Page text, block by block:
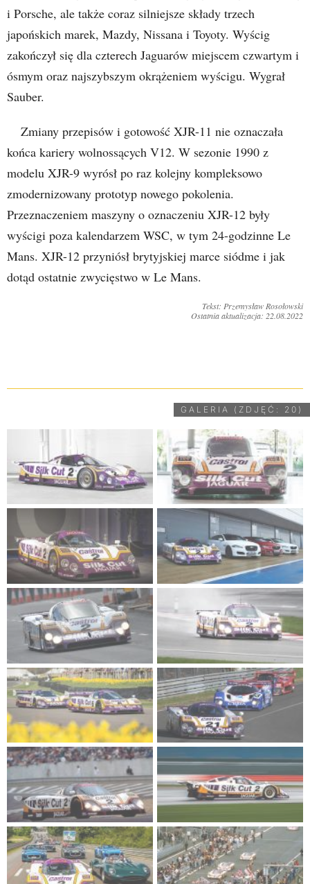
i Porsche, ale także coraz silniejsze składy trzech
japońskich marek, Mazdy, Nissana i Toyoty. Wyścig
zakończył się dla czterech Jaguarów miejscem czwartym i
ósmym oraz najszybszym okrążeniem wyścigu. Wygrał
Sauber.
Zmiany przepisów i gotowość XJR-11 nie oznaczała
końca kariery wolnossących V12. W sezonie 1990 z
modelu XJR-9 wyrósł po raz kolejny kompleksowo
zmodernizowany prototyp nowego pokolenia.
Przeznaczeniem maszyny o oznaczeniu XJR-12 były
wyścigi poza kalendarzem WSC, w tym 24-godzinne Le
Mans. XJR-12 przyniósł brytyjskiej marce siódme i jak
dotąd ostatnie zwycięstwo w Le Mans.
Tekst: Przemysław Rosołowski
Ostatnia aktualizacja: 22.08.2022
GALERIA (ZDJĘĆ: 20)